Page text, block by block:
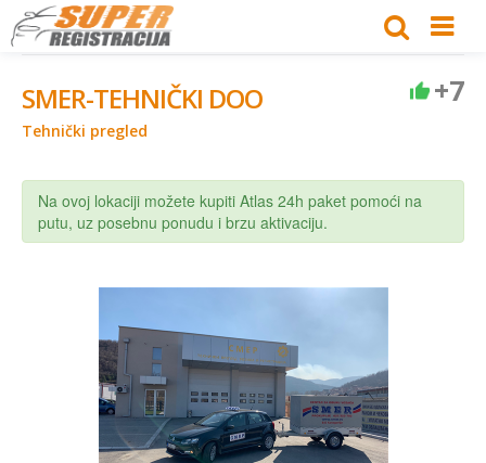
SMER-TEHNIČKI DOO
Tehnički pregled
+7
Na ovoj lokaciji možete kupiti Atlas 24h paket pomoći na
putu, uz posebnu ponudu i brzu aktivaciju.